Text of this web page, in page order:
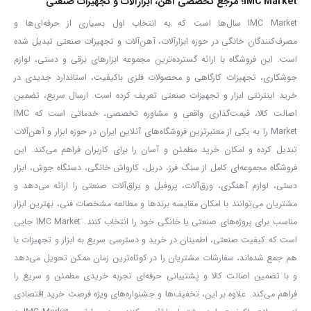
جنس کابل: تمام مس با قطر 15 میلی‌متر برای انتقال جریان بهتر
گیره‌های تماما مس برای اتصال محکم و مطمئن
لحیم مقاوم بین کابل و گیره برای دوام و عمر بالا
مناسب برای اتصال باتری به باتری با جریان 500 آمپر
IMC Market سال‌ها است که به انتخاب اول بسیاری از حرفه‌ای‌ها و
مصرف‌کنندگان خانگی در حوزه ابزارآلات، آهن‌آلات و تجهیزات صنعتی تبدیل شده
است. این فروشگاه با ارائه گسترده‌ترین مجموعه ابزارهای برقی و دستی، لوازم
جوشکاری، تجهیزات کارگاهی و محصولات فلزی باکیفیت، استاندارد جدیدی در
خرید اینترنتی ابزار و تجهیزات صنعتی تعریف کرده است. ارسال سریع، تضمین
اصالت کالا، قیمت‌گذاری واقعی و مشاوره تخصصی، خدماتی است که IMC
Market را به یکی از معتبرترین فروشگاه‌های آنلاین ایران در حوزه ابزار و آهن‌آلات
تبدیل کرده و امکان خرید مطمئن و آسان را برای کاربران فراهم می‌کند. این
فروشگاه مجموعه‌ای کامل از سنگ فرز، دریل، کارواش خانگی، دستگاه جوش، ابزار
دستی، لوازم آهنگری، ورق‌آلات، پروفیل و یراق‌آلات صنعتی را ارائه می‌دهد و
مشتریان می‌توانند با امکان مقایسه برندها و مطالعه مشخصات فنی، بهترین ابزار
مناسب برای پروژه‌های صنعتی یا خانگی خود را انتخاب کنند. IMC Market جایی
است که کیفیت صنعتی، اطمینان در خرید و دسترسی سریع به ابزار و تجهیزات با
هم جمع شده‌اند، سفارشات مشتریان را در کوتاه‌ترین زمان ممکن تحویل می‌دهد
و با تضمین اصالت کالا و پشتیبانی حرفه‌ای تجربه خریدی مطمئن و سریع را
فراهم می‌کند. علاوه بر این، تخفیف‌ها و جشنواره‌های ویژه فرصت خرید اقتصادی